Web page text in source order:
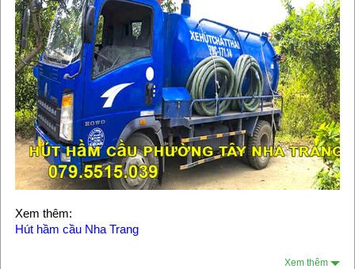
Xem thêm:
Hút hầm cầu Nha Trang
Xem thêm